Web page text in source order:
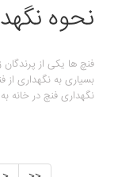
نحوه
فنچ ها یکی از
بسیاری به نگهداری از
نگهداری فنچ در خانه